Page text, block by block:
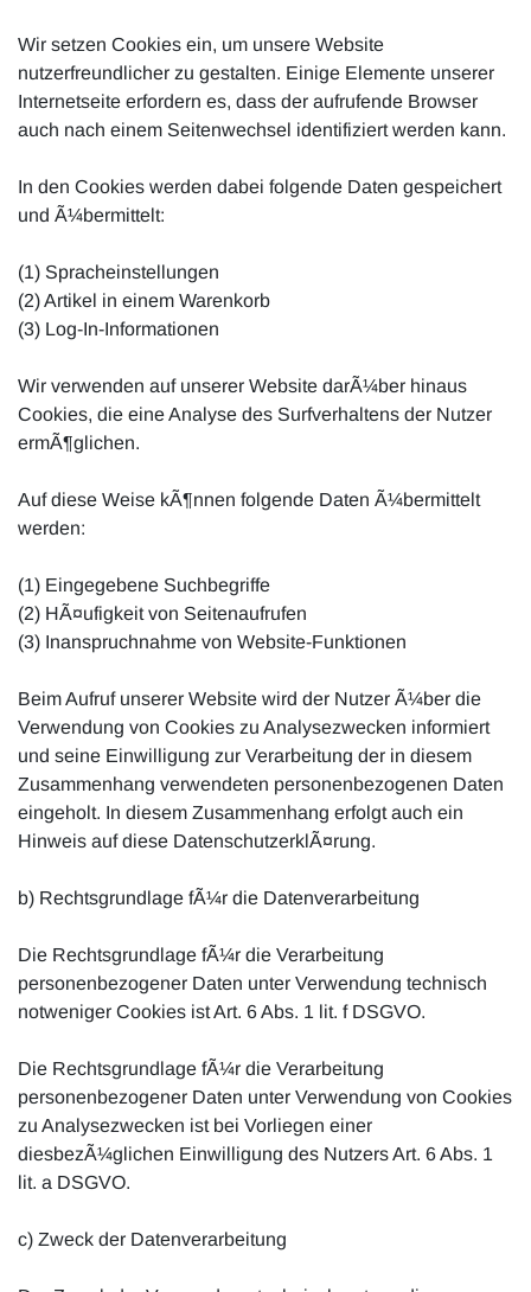
Wir setzen Cookies ein, um unsere Website
nutzerfreundlicher zu gestalten. Einige Elemente unserer
Internetseite erfordern es, dass der aufrufende Browser
auch nach einem Seitenwechsel identifiziert werden kann.
In den Cookies werden dabei folgende Daten gespeichert
und Ã¼bermittelt:
(1) Spracheinstellungen
(2) Artikel in einem Warenkorb
(3) Log-In-Informationen
Wir verwenden auf unserer Website darÃ¼ber hinaus
Cookies, die eine Analyse des Surfverhaltens der Nutzer
ermÃ¶glichen.
Auf diese Weise kÃ¶nnen folgende Daten Ã¼bermittelt
werden:
(1) Eingegebene Suchbegriffe
(2) HÃ¤ufigkeit von Seitenaufrufen
(3) Inanspruchnahme von Website-Funktionen
Beim Aufruf unserer Website wird der Nutzer Ã¼ber die
Verwendung von Cookies zu Analysezwecken informiert
und seine Einwilligung zur Verarbeitung der in diesem
Zusammenhang verwendeten personenbezogenen Daten
eingeholt. In diesem Zusammenhang erfolgt auch ein
Hinweis auf diese DatenschutzerklÃ¤rung.
b) Rechtsgrundlage fÃ¼r die Datenverarbeitung
Die Rechtsgrundlage fÃ¼r die Verarbeitung
personenbezogener Daten unter Verwendung technisch
notweniger Cookies ist Art. 6 Abs. 1 lit. f DSGVO.
Die Rechtsgrundlage fÃ¼r die Verarbeitung
personenbezogener Daten unter Verwendung von Cookies
zu Analysezwecken ist bei Vorliegen einer
diesbezÃ¼glichen Einwilligung des Nutzers Art. 6 Abs. 1
lit. a DSGVO.
c) Zweck der Datenverarbeitung